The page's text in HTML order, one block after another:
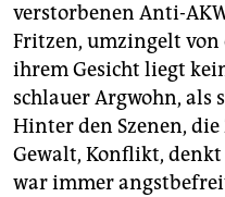
verstorbenen Anti-
Fritzen, umzingelt von
ihrem Gesicht liegt
schlauer Argwohn, als
Hinter den Szenen,
Gewalt, Konflikt,
war immer